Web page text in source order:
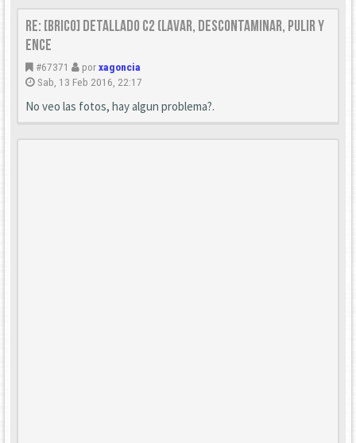
Re: [Brico] Detallado C2 (Lavar, descontaminar, pulir y
ence
#67371 porxagoncia
Sab, 13 Feb 2016, 22:17
No veo las fotos, hay algun problema?.